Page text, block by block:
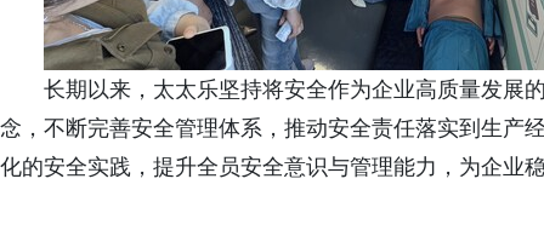
长期以来，太太乐坚持将安全作为企业高质量发展
念，不断完善安全管理体系，推动安全责任落实到生产
化的安全实践，提升全员安全意识与管理能力，为企业